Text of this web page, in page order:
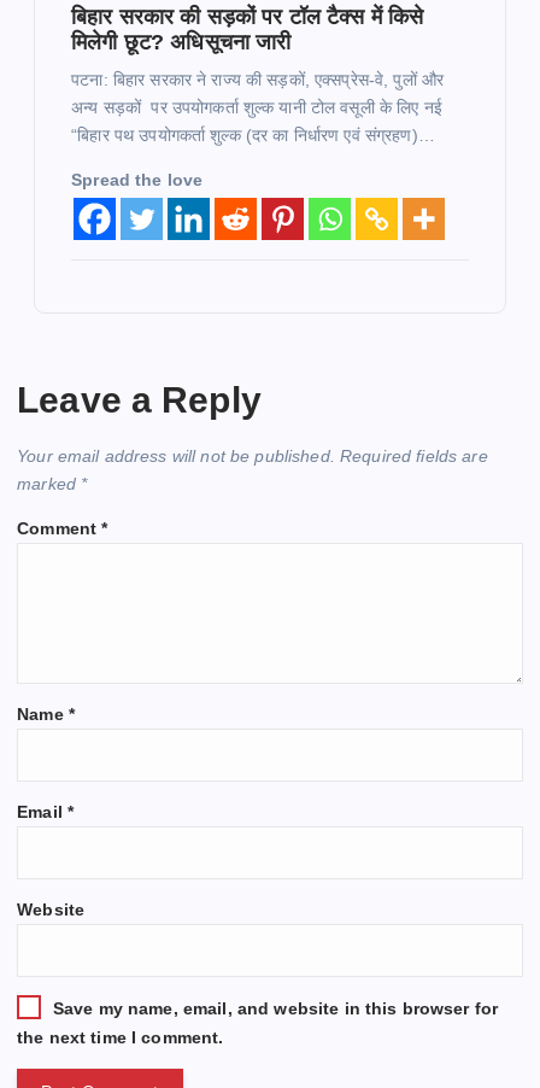
बिहार सरकार की सड़कों पर टॉल टैक्स में किसे
मिलेगी छूट? अधिसूचना जारी
पटना: बिहार सरकार ने राज्य की सड़कों, एक्सप्रेस-वे, पुलों और
अन्य सड़कों पर उपयोगकर्ता शुल्क यानी टोल वसूली के लिए नई
“बिहार पथ उपयोगकर्ता शुल्क (दर का निर्धारण एवं संग्रहण)…
Spread the love
Leave a Reply
Your email address will not be published. Required fields are
marked *
Comment*
Name *
Email *
Website
Save my name, email, and website in this browser for
the next time I comment.